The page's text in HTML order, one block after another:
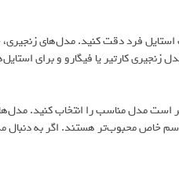
فرد دقت کنید. مدل‌های زنجیری،
کارتیر یا فیگارو و برای
است مدل مناسب را انتخاب کنید.
خاص محبوب‌تر هستند. اگر به